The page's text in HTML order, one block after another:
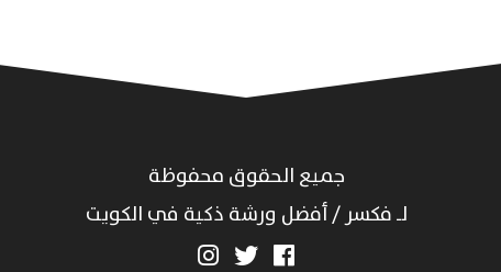
جميع الحقوق محفوظة
لـ فكسر / أفضل ورشة ذكية في الكويت